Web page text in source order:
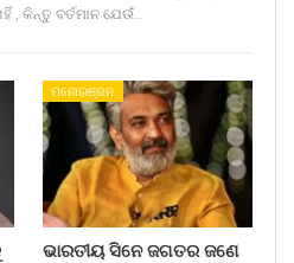
କିନ୍ତୁ ବର୍ତମାନ ଯେଉଁ…
ମନୋରଞ୍ଜନ
ଭାରତୀୟ ସିନେ ଜଗତର ଜଣେ